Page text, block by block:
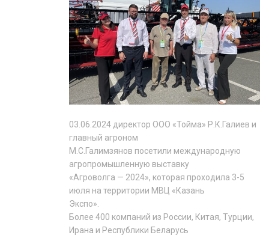
03.06.2024 директор ООО «Тойма» Р.К.Галиев и
главный агроном
М.С.Галимзянов посетили международную
агропромышленную выставку
«Агроволга — 2024», которая проходила 3-5
июля на территории МВЦ «Казань
Экспо».
Более 400 компаний из России, Китая, Турции,
Ирана и Республики Беларусь